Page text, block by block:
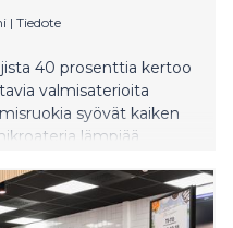
| Tiedote
40 prosenttia kertoo
valmisaterioita
syövät kaiken
lämpiää
puolet kyselyn
terveellisempiä